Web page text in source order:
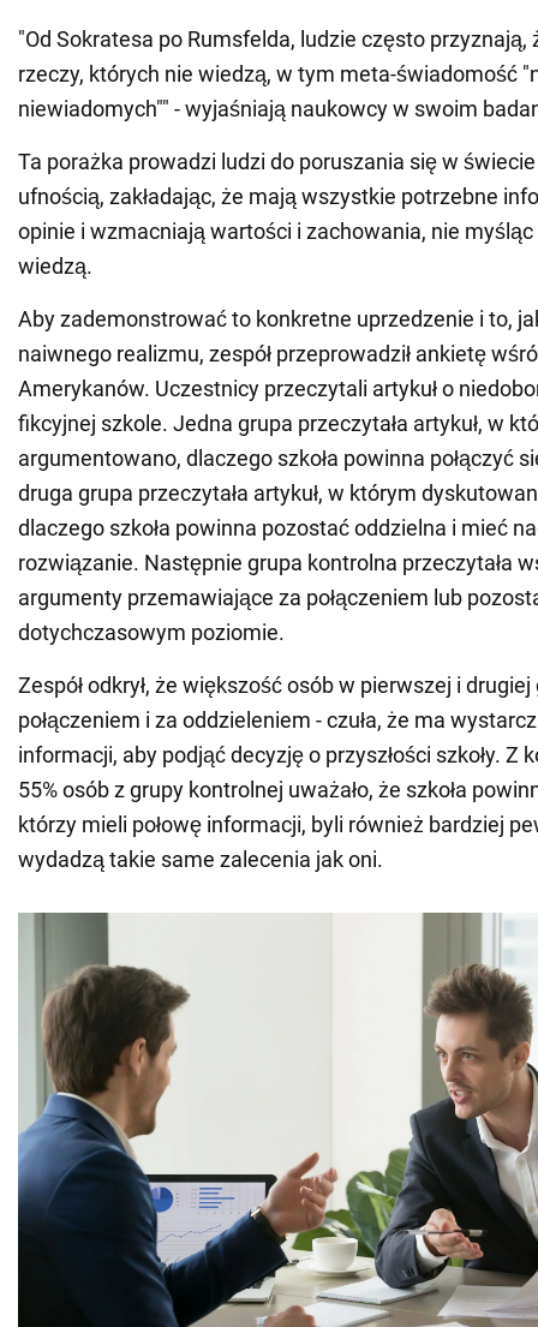
"Od Sokratesa po Rumsfelda, ludzie często przyznają,
rzeczy, których nie wiedzą, w tym meta-świadomość
niewiadomych"" - wyjaśniają naukowcy w swoim
Ta porażka prowadzi ludzi do poruszania się w świecie
ufnością, zakładając, że mają wszystkie potrzebne
opinie i wzmacniają wartości i zachowania, nie
wiedzą.
Aby zademonstrować to konkretne uprzedzenie i to,
naiwnego realizmu, zespół przeprowadził ankietę
Amerykanów. Uczestnicy przeczytali artykuł o
fikcyjnej szkole. Jedna grupa przeczytała artykuł, w
argumentowano, dlaczego szkoła powinna połączyć
druga grupa przeczytała artykuł, w którym
dlaczego szkoła powinna pozostać oddzielna i mieć
rozwiązanie. Następnie grupa kontrolna przeczytała
argumenty przemawiające za połączeniem lub
dotychczasowym poziomie.
Zespół odkrył, że większość osób w pierwszej i drugiej
połączeniem i za oddzieleniem - czuła, że ma
informacji, aby podjąć decyzję o przyszłości szkoły. Z
55% osób z grupy kontrolnej uważało, że szkoła
którzy mieli połowę informacji, byli również bardziej
wydadzą takie same zalecenia jak oni.